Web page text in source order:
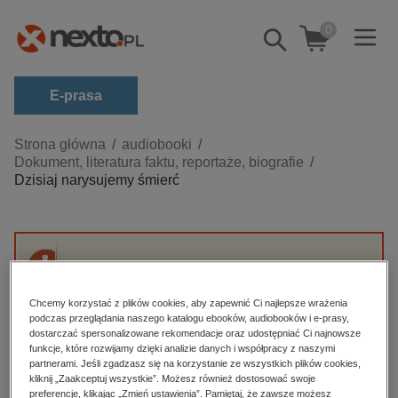
Pokaż/schowaj
wyszukiwarkę
0
E-prasa
Kategorie
Zobacz wszystkie E-prasa
biznesowe, branżowe, gospodarka
darmowe wydania
edukacja
hobby, sport, rozrywka
komputery, internet, technologie, informatyka
Strona główna
audiobooki
Dokument, literatura faktu, reportaże, biografie
Dzisiaj narysujemy śmierć
High-contrast mode
Polecane
Chcemy korzystać z plików cookies, aby zapewnić Ci najlepsze wrażenia
podczas przeglądania naszego katalogu ebooków, audiobooków i e-prasy,
dostarczać spersonalizowane rekomendacje oraz udostępniać Ci najnowsze
funkcje, które rozwijamy dzięki analizie danych i współpracy z naszymi
partnerami. Jeśli zgadzasz się na korzystanie ze wszystkich plików cookies,
kliknij „Zaakceptuj wszystkie”. Możesz również dostosować swoje
preferencje, klikając „Zmień ustawienia”. Pamiętaj, że zawsze możesz